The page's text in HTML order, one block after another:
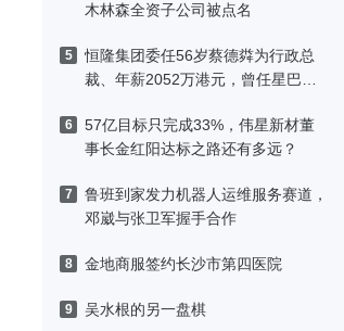
木林森全资子公司被点名
5
恒隆集团委任56岁蔡德粦为行政总
裁、年薪2052万港元，曾任星巴克
6
57亿目标只完成33%，伟星新材董
事长金红阳达标之路还有多远？
7
鲁班到家发力机器人运维服务赛道，
邓崴与张卫军握手合作
8 金地商服签约长沙市第四医院
9 吴水根的另一盘棋